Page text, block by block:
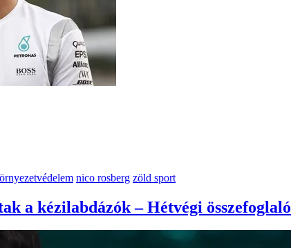
nico rosberg zöld sport
a kézilabdázók – Hétvégi összefoglaló